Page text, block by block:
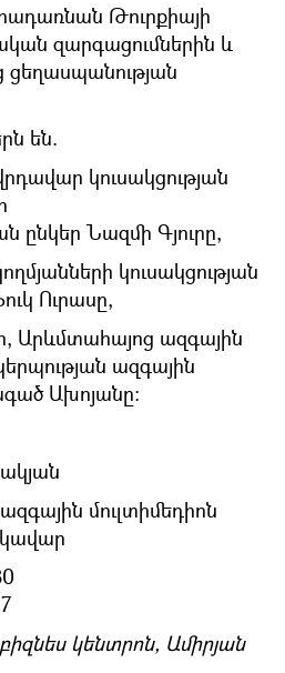
Թուրքիայի
զարգացումներին և
ցեղասպանության
են.
կուսակցության
ընկեր Նազմի Գյուրը,
կուսակցության
Ուրասը,
ազգային
ազգային
Ախոյանը։
մուլտիմեդիոն
կենտրոն, Ամիրյան